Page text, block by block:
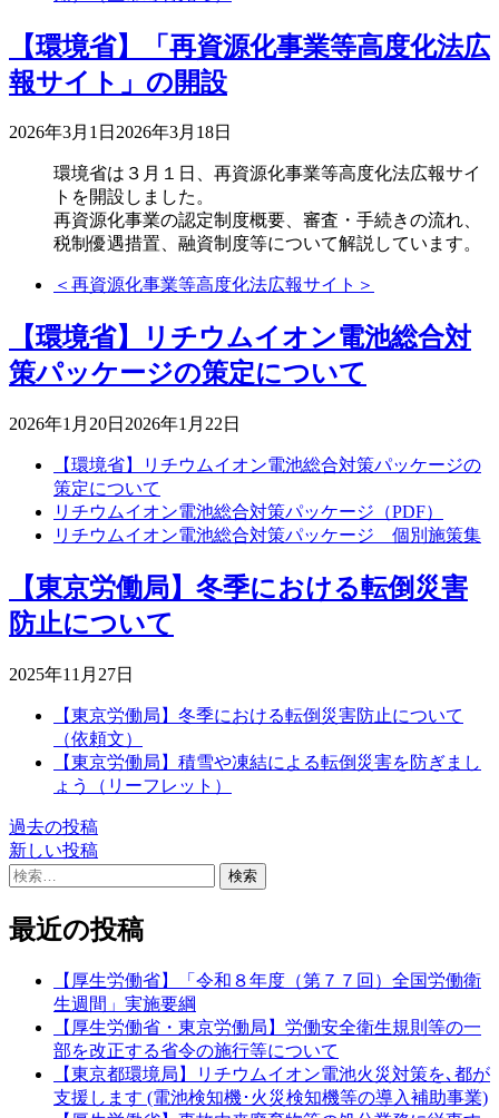
【環境省】「再資源化事業等高度化法広
報サイト」の開設
2026年3月1日 2026年3月18日
環境省は３月１日、再資源化事業等高度化法広報サイ
トを開設しました。
再資源化事業の認定制度概要、審査・手続きの流れ、
税制優遇措置、融資制度等について解説しています。
＜再資源化事業等高度化法広報サイト＞
【環境省】リチウムイオン電池総合対
策パッケージの策定について
2026年1月20日 2026年1月22日
【環境省】リチウムイオン電池総合対策パッケージの
策定について
リチウムイオン電池総合対策パッケージ（PDF）
リチウムイオン電池総合対策パッケージ 個別施策集
【東京労働局】冬季における転倒災害
防止について
2025年11月27日
【東京労働局】冬季における転倒災害防止について
（依頼文）
【東京労働局】積雪や凍結による転倒災害を防ぎまし
ょう（リーフレット）
投
稿
ビ
過去の投稿
新しい投稿
検
最近の投稿
【厚生労働省】「令和８年度（第７７回）全国労働衛
生週間」実施要綱
【厚生労働省・東京労働局】労働安全衛生規則等の一
部を改正する省令の施行等について
【東京都環境局】リチウムイオン電池火災対策を､都が
支援します (電池検知機･火災検知機等の導入補助事業)